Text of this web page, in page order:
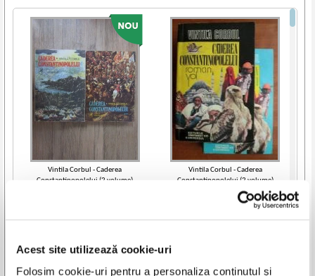
Acest site utilizează cookie-uri
Folosim cookie-uri pentru a personaliza conținutul și
Vintila Corbul - Caderea
Constantinopolelui (2 volume)
Adaugă în coș
Vintila Corbul - Caderea
Constantinopolelui (2 volume)
Lei
Adaugă în coș
-15%
Vezi toate edițiile »